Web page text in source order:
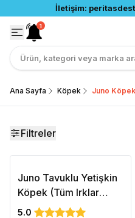
İletişim:
1
Ana Sayfa Köpek Juno Köpek
Filtreler
Juno Tavuklu Yetişkin
Köpek (Tüm Irklar
İçin)15kg
5.0